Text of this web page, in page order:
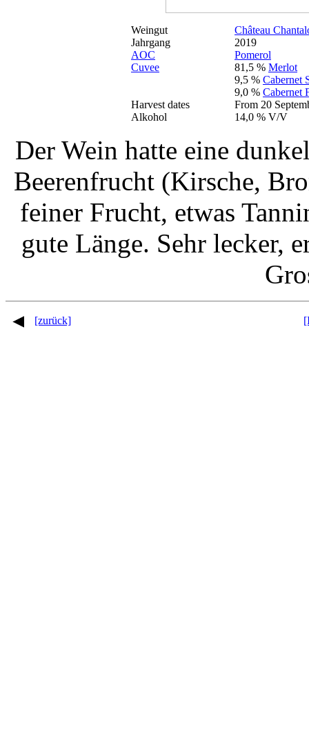
Weingut
Château
Jahrgang
2019
AOC
Pomerol
Cuvee
81,5 % Merlot
9,5 % Cabernet
9,0 % Cabernet
Harvest dates
From 20
Alkohol
14,0 % V/V
Der Wein hatte eine
Beerenfrucht (Kirsche,
feiner Frucht, etwas
gute Länge. Sehr lecker,
[zurück]